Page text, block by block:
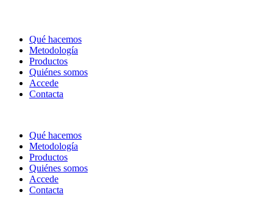
Qué hacemos
Metodología
Productos
Quiénes somos
Accede
Contacta
Qué hacemos
Metodología
Productos
Quiénes somos
Accede
Contacta